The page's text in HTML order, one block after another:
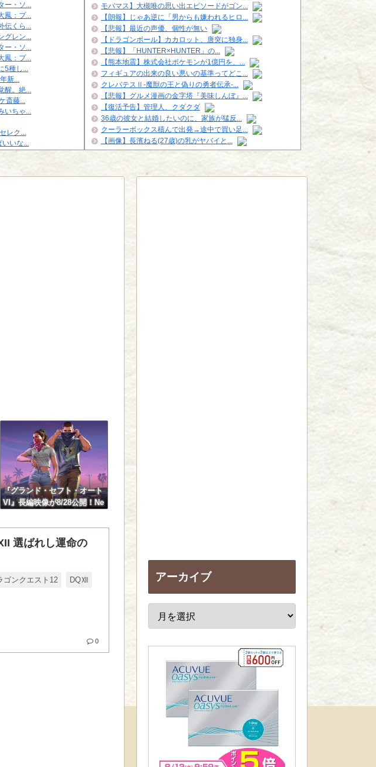
ー・ソ...
鳳：プ...
伝くら...
グレン...
ー・ソ...
鳳：プ...
5種し...
新...
醒。絶...
斎藤...
いちゃ...
レク...
いいな...
モバマス】大槻唯の思い出エピソードがゴン...
【朗報】じゃあ逆に「男からも嫌われるヒロ...
【悲報】最近の声優、個性が無い
【ドラゴンボール】カカロット、唐突に独身...
【悲報】「HUNTER×HUNTER」の...
【熊本地震】株式会社ポケモンが1億円を、...
フィギュアの出来の良い悪いの基準ってどこ...
クレバテスⅡ-魔獣の王と偽りの勇者伝承-...
【悲報】グルメ漫画の金字塔『美味しんぼ』...
【復活予告】管理人、クダクダ
36歳の彼女と結婚したいのに、家族が猛反...
クーラーボックス積んで出発→途中で買い足...
【画像】長濱ねる(27歳)の乳がヤバイと...
『グランド・セフト・オート
VI』長編映像が8/28公開！Ne
公式サイトは午前10時
選ばれし運命の
ゴンクエスト12
DQⅫ
0
アーカイブ